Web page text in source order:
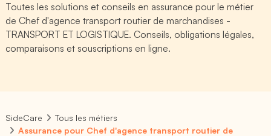
Toutes les solutions et conseils en assurance pour le métier
de Chef d'agence transport routier de marchandises -
TRANSPORT ET LOGISTIQUE. Conseils, obligations légales,
comparaisons et souscriptions en ligne.
SideCare
Tous les métiers
Assurance pour Chef d'agence transport routier de